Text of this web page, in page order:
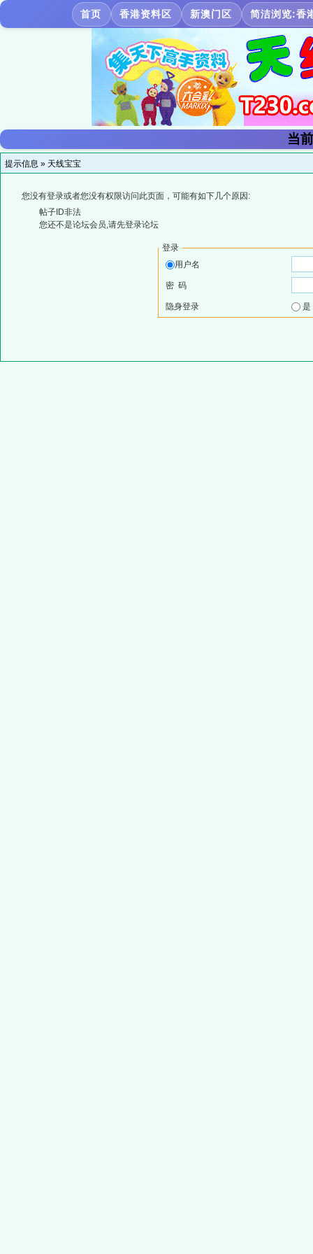
首页 香港资料区 新澳门区 简洁浏览:香
当
提示信息 » 天线宝宝
您没有登录或者您没有权限访问此页面，可能有如下几个原因:
帖子ID非法
您还不是论坛会员,请先登录论坛
登录
用户名
密 码
隐身登录